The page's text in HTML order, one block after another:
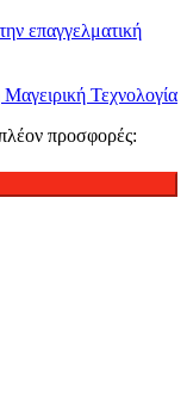
επαγγελματική
Τεχνολογία
προσφορές: